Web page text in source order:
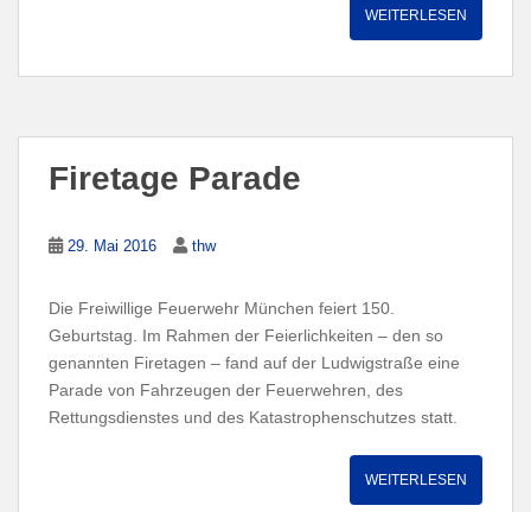
WEITERLESEN
Firetage Parade
29. Mai 2016 thw
Die Freiwillige Feuerwehr München feiert 150.
Geburtstag. Im Rahmen der Feierlichkeiten – den so
genannten Firetagen – fand auf der Ludwigstraße eine
Parade von Fahrzeugen der Feuerwehren, des
Rettungsdienstes und des Katastrophenschutzes statt.
WEITERLESEN